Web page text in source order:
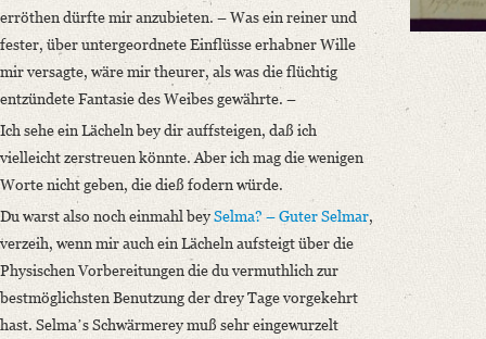
erröthen dürfte mir anzubieten. – Was ein reiner und
fester, über untergeordnete Einflüsse erhabner Wille
mir versagte, wäre mir theurer, als was die flüchtig
entzündete Fantasie des Weibes gewährte. –
Ich sehe ein Lächeln bey dir auffsteigen, daß ich
vielleicht zerstreuen könnte. Aber ich mag die wenigen
Worte nicht geben, die dieß fodern würde.
Du warst also noch einmahl beySelma? – Guter Selmar,
verzeih, wenn mir auch ein Lächeln aufsteigt über die
Physischen Vorbereitungen die du vermuthlich zur
bestmöglichsten Benutzung der drey Tage vorgekehrt
hast. Selmaʼs Schwärmerey muß sehr eingewurzelt